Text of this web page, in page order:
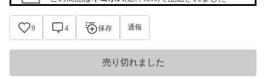
9 4 保存 通報
売り切れました